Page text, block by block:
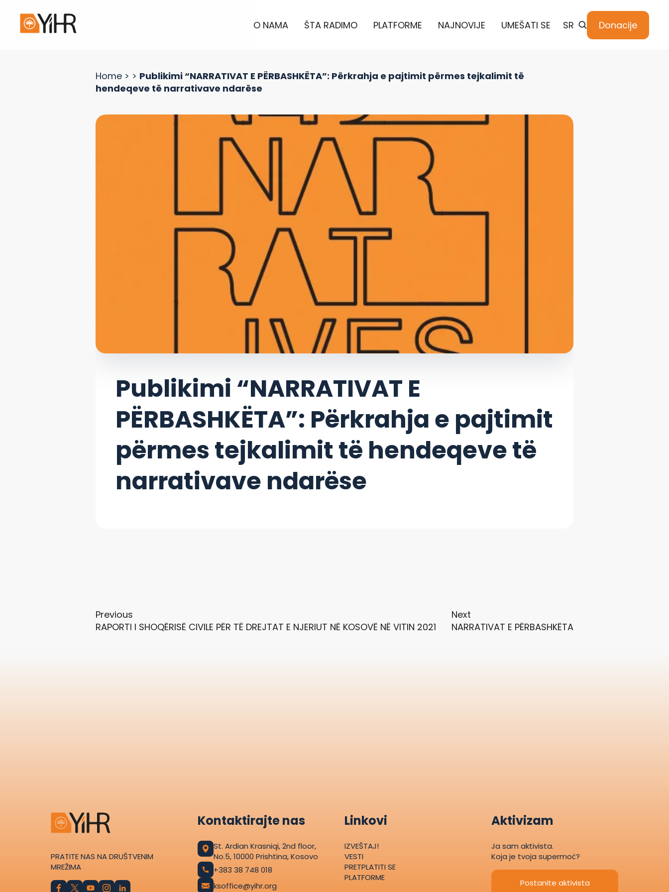
O NAMA ŠTA RADIMO PLATFORME NAJNOVIJE UMEŠATI SE SR Donacije
Home > > Publikimi “NARRATIVAT E PËRBASHKËTA”: Përkrahja e pajtimit përmes tejkalimit të
hendeqeve të narrativave ndarëse
Publikimi “NARRATIVAT E
PËRBASHKËTA”: Përkrahja e pajtimit
përmes tejkalimit të hendeqeve të
narrativave ndarëse
Previous
RAPORTI I SHOQËRISË CIVILE PËR TË DREJTAT E NJERIUT NË KOSOVË NË VITIN 2021
Next
NARRATIVAT E PËRBASHKËTA
PRATITE NAS NA DRUŠTVENIM
MREŽIMA
Kontaktirajte nas
St. Ardian Krasniqi, 2nd floor,
No.5, 10000 Prishtina, Kosovo
+383 38 748 018
ksoffice@yihr.org
Linkovi
IZVEŠTAJ!
VESTI
PRETPLATITI SE
PLATFORME
Aktivizam
Ja sam aktivista.
Koja je tvoja supermoć?
Postanite aktivista